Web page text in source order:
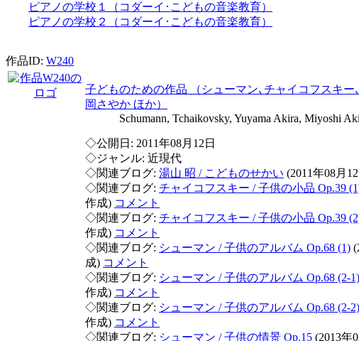
ピアノの学校１（コダーイ･こどもの音楽教育）
ピアノの学校２（コダーイ･こどもの音楽教育）
作品ID: W240
子どものための作品 （シューマン､チャイコフスキー
岡さやか ほか）
Schumann, Tchaikovsky, Yuyama Akira, Miyoshi
◇公開日: 2011年08月12日
◇ジャンル: 近現代
◇関連ブログ: 湯山 昭 / こどものせかい (2011年08月
◇関連ブログ: チャイコフスキー / 子供の小品 Op.39
作成) コメント
◇関連ブログ: チャイコフスキー / 子供の小品 Op.39
作成) コメント
◇関連ブログ: シューマン / 子供のアルバム Op.68 (1)
成) コメント
◇関連ブログ: シューマン / 子供のアルバム Op.68 (2-1)
作成) コメント
◇関連ブログ: シューマン / 子供のアルバム Op.68 (2-2)
作成) コメント
◇関連ブログ: シューマン / 子供の情景 Op.15 (2013年